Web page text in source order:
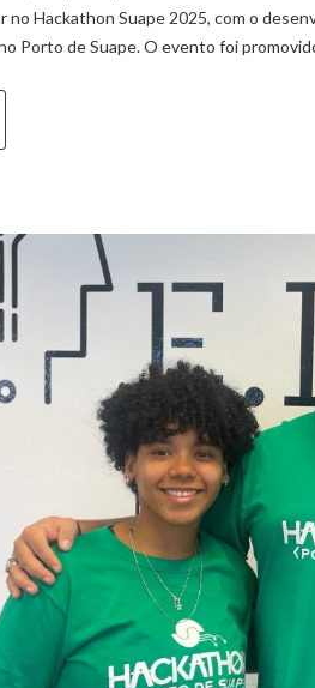
no Hackathon Suape 2025, com o
Porto de Suape. O evento foi